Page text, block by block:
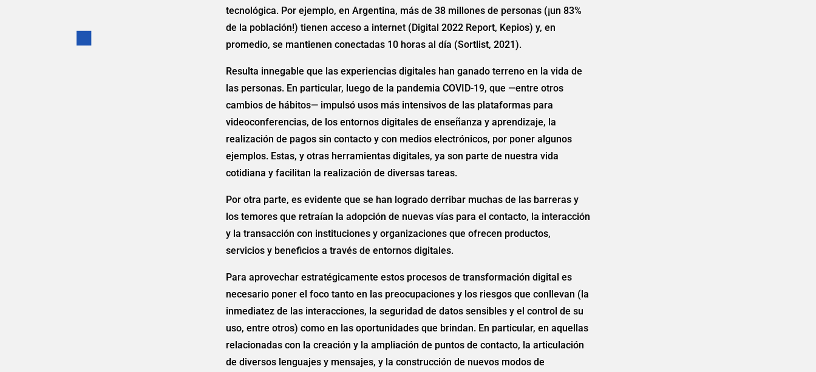
tecnológica. Por ejemplo, en Argentina, más de 38 millones de personas (¡un 83%
de la población!) tienen acceso a internet (Digital 2022 Report, Kepios) y, en
promedio, se mantienen conectadas 10 horas al día (Sortlist, 2021).
Resulta innegable que las experiencias digitales han ganado terreno en la vida de
las personas. En particular, luego de la pandemia COVID-19, que —entre otros
cambios de hábitos— impulsó usos más intensivos de las plataformas para
videoconferencias, de los entornos digitales de enseñanza y aprendizaje, la
realización de pagos sin contacto y con medios electrónicos, por poner algunos
ejemplos. Estas, y otras herramientas digitales, ya son parte de nuestra vida
cotidiana y facilitan la realización de diversas tareas.
Por otra parte, es evidente que se han logrado derribar muchas de las barreras y
los temores que retraían la adopción de nuevas vías para el contacto, la interacción
y la transacción con instituciones y organizaciones que ofrecen productos,
servicios y beneficios a través de entornos digitales.
Para aprovechar estratégicamente estos procesos de transformación digital es
necesario poner el foco tanto en las preocupaciones y los riesgos que conllevan (la
inmediatez de las interacciones, la seguridad de datos sensibles y el control de su
uso, entre otros) como en las oportunidades que brindan. En particular, en aquellas
relacionadas con la creación y la ampliación de puntos de contacto, la articulación
de diversos lenguajes y mensajes, y la construcción de nuevos modos de